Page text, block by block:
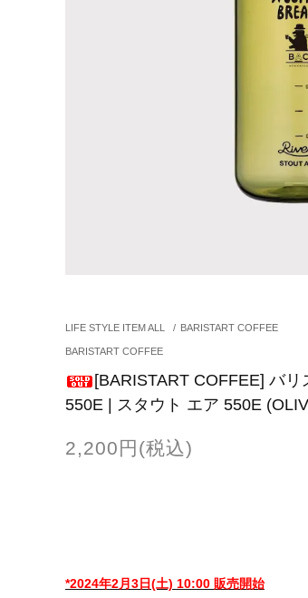
LIFE STYLE ITEM ALL / BARISTART COFFEE
BARISTART COFFEE
[BARISTART COFFEE] バ
550E | スタウト エア 550E
2,200円(税込)
*2024年2月3日(土) 10:00 販売開始